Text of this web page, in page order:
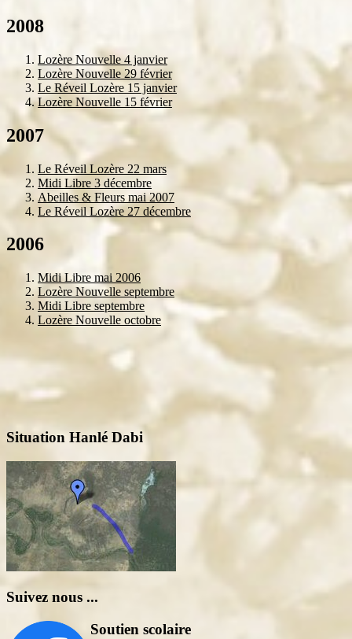
2008
Lozère Nouvelle 4 janvier
Lozère Nouvelle 29 février
Le Réveil Lozère 15 janvier
Lozère Nouvelle 15 février
2007
Le Réveil Lozère 22 mars
Midi Libre 3 décembre
Abeilles & Fleurs mai 2007
Le Réveil Lozère 27 décembre
2006
Midi Libre mai 2006
Lozère Nouvelle septembre
Midi Libre septembre
Lozère Nouvelle octobre
Situation Hanlé Dabi
Suivez nous ...
Soutien scolaire